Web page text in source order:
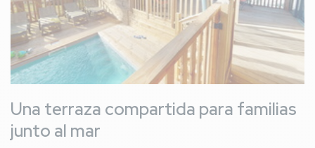
Una terraza compartida para familias
junto al mar